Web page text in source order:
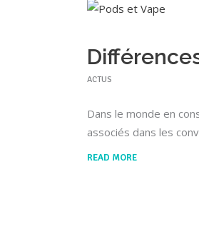
ACTUS
Dans le monde en
associés dans les
READ MORE